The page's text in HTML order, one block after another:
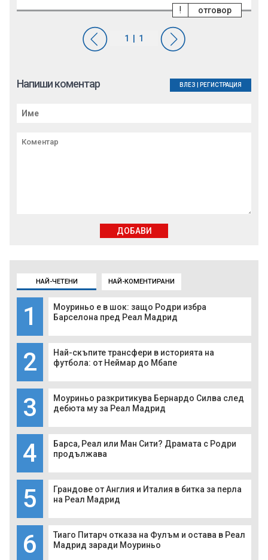
НАЙ-ЧЕТЕНИ НАЙ-КОМЕНТИРАНИ
1
Моуриньо е в шок: защо Родри избра
Барселона пред Реал Мадрид
2
Най-скъпите трансфери в историята на
футбола: от Неймар до Мбапе
3
Моуриньо разкритикува Бернардо Силва след
дебюта му за Реал Мадрид
4
Барса, Реал или Ман Сити? Драмата с Родри
продължава
5
Грандове от Англия и Италия в битка за перла
на Реал Мадрид
6
Тиаго Питарч отказа на Фулъм и остава в Реал
Мадрид заради Моуриньо
отговор
!
Напиши коментар ВЛЕЗ РЕГИСТРАЦИЯ
ДОБАВИ